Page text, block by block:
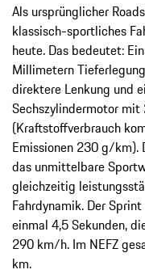
Als ursprünglicher
klassisch-sportliches
heute. Das bedeutet:
Millimetern
direktere Lenkung und
Sechszylindermotor
(Kraftstoffverbrauch
Emissionen 230 g/km).
das unmittelbare
gleichzeitig
Fahrdynamik. Der
einmal 4,5 Sekunden,
290 km/h. Im NEFZ
km.